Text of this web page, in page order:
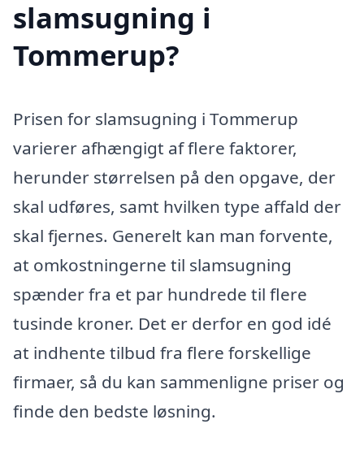
slamsugning i
Tommerup?
Prisen for slamsugning i Tommerup
varierer afhængigt af flere faktorer,
herunder størrelsen på den opgave, der
skal udføres, samt hvilken type affald der
skal fjernes. Generelt kan man forvente,
at omkostningerne til slamsugning
spænder fra et par hundrede til flere
tusinde kroner. Det er derfor en god idé
at indhente tilbud fra flere forskellige
firmaer, så du kan sammenligne priser og
finde den bedste løsning.